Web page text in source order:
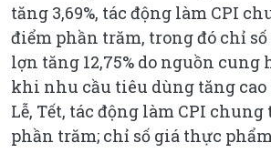
tăng 3,69%, tác động làm CPI
điểm phần trăm, trong đó chỉ
lợn tăng 12,75% do nguồn cung
khi nhu cầu tiêu dùng tăng cao
Lễ, Tết, tác động làm CPI chung
phần trăm; chỉ số giá thực phẩm